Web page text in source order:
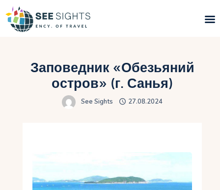
Горящие туры
Типы Туров
Блог
Заповедник «Обезьяний
остров» (г. Санья)
See Sights 27.08.2024